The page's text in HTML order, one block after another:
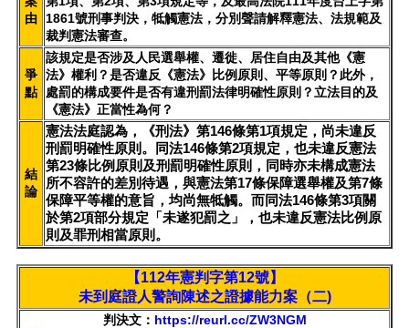
由
1861號刑事判決，牴觸憲法，分別聲請解釋憲法、法規範及
裁判憲法審查。
爭
點
該規定是否涉及人民選舉權、遷徙、居住自由及其他《憲
法》權利？是否違反《憲法》比例原則、平等原則？此外，
處罰的構成要件是否有違刑罰法律明確性原則？立法目的及
《憲法》正當性為何？
結
論
憲法法庭認為，《刑法》第146條第1項規定，尚未違反
刑罰明確性原則。同法146條第2項規定，也未違反憲法
第23條比例原則及刑罰明確性原則，同時亦未構成憲法
所不容許的差別待遇，與憲法第17條保障選舉權及第7條
保障平等權的意旨，均尚無牴觸。而同法146條第3項關
於第2項部分規定「未遂犯罰之」，也未違反憲法比例原
則及罪刑相當原則。
【112年憲判字第12號】
未到庭證人警詢陳述之證據能力案（二)
判決文： https://reurl.cc/ZW3NGM